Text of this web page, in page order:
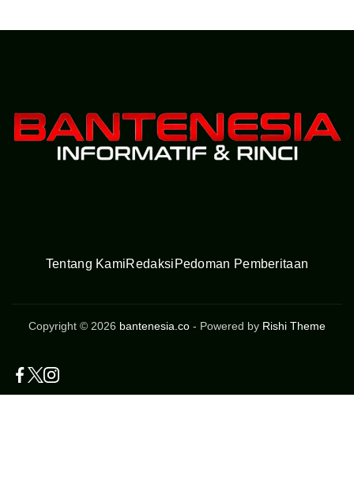
Tentang KamiRedaksi Pedoman Pemberitaan
Copyright © 2026 bantenesia.co - Powered by Rishi Theme